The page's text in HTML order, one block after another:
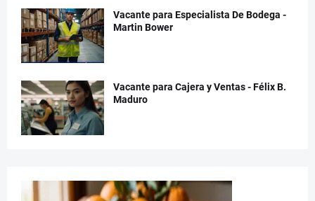
Vacante para Especialista De Bodega -
Martin Bower
Vacante para Cajera y Ventas - Félix B.
Maduro